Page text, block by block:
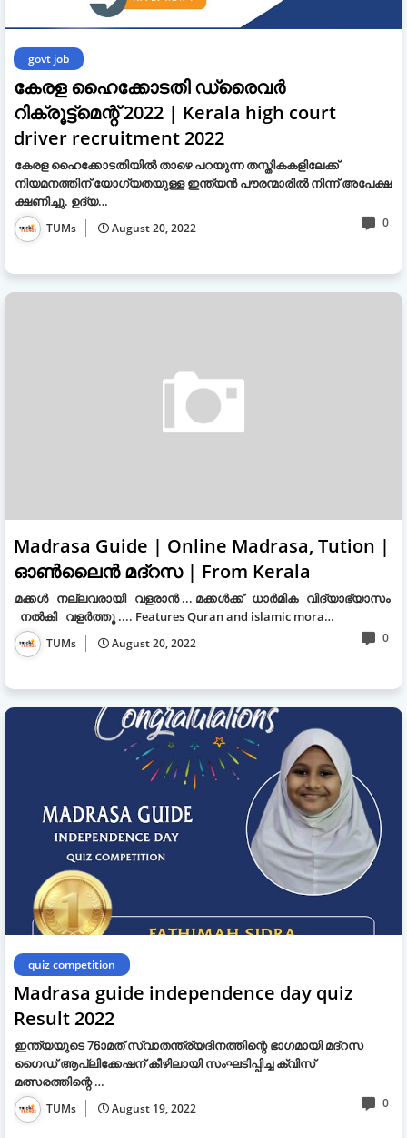
govt job
കേരള ഹൈക്കോടതി ഡ്രൈവർ
റിക്രൂട്ട്‌മെന്റ് 2022 | Kerala high court
driver recruitment 2022
കേരള ഹൈക്കോടതിയിൽ താഴെ പറയുന്ന തസ്തികകളിലേക്ക്
നിയമനത്തിന് യോഗ്യതയുള്ള ഇന്ത്യൻ പൗരന്മാരിൽ നിന്ന് അപേക്ഷ
ക്ഷണിച്ചു. ഉദ്യ…
TUMs August 20, 2022 0
Madrasa Guide | Online Madrasa, Tution |
ഓൺലൈൻ മദ്റസ | From Kerala
മക്കൾ നല്ലവരായി വളരാൻ ... മക്കൾക്ക് ധാർമിക വിദ്യാഭ്യാസം
നൽകി വളർത്തൂ .... Features Quran and islamic mora…
TUMs August 20, 2022 0
quiz competition
Madrasa guide independence day quiz
Result 2022
ഇന്ത്യയുടെ 76ാമത് സ്വാതന്ത്ര്യദിനത്തിന്റെ ഭാഗമായി മദ്‌റസ
ഗൈഡ് ആപ്ലിക്കേഷന് കീഴിലായി സംഘടിപ്പിച്ച ക്വിസ്
മത്സരത്തിന്റെ …
TUMs August 19, 2022 0